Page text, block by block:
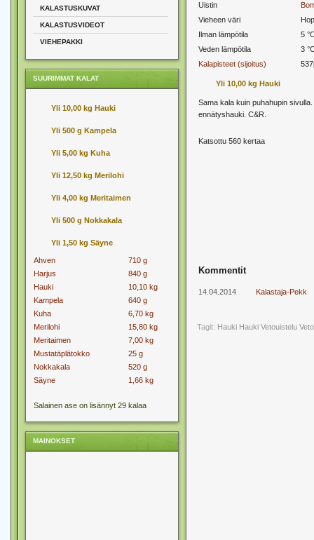
KALASTUSKUVAT
KALASTUSVIDEOT
VIEHEPAKKI
SUURIMMAT KALAT
Yli 10,00 kg Hauki
Yli 500 g Kampela
Yli 5,00 kg Kuha
Yli 12,50 kg Merilohi
Yli 4,00 kg Meritaimen
Yli 500 g Nokkakala
Yli 1,50 kg Säyne
Ahven
710 g
Harjus
840 g
Hauki
10,10 kg
Kampela
640 g
Kuha
6,70 kg
Merilohi
15,80 kg
Meritaimen
7,00 kg
Mustatäplätokko
25 g
Nokkakala
520 g
Säyne
1,66 kg
Salainen ase on lisännyt 29 kalaa
MAINOKSET
Uistin
Vieheen väri
Ilman lämpötila
5
Veden lämpötila
3
Kalapisteet (sijoitus)
Yli 10,00 kg Hauki
Sama kala kuin puhahupin
ennätyshauki. C&R.
Katsottu 560 kertaa
Kommentit
14.04.2014 Kalastaja-Pekk
Tagit: Hauki Hauki Vetouistelu